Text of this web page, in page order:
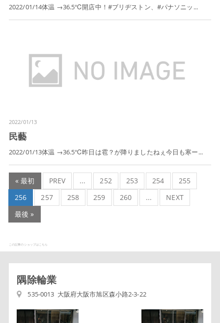
2022/01/14体温 →36.5℃開店中！#ブリヂストン、#パナソニッ...
2022/01/13
民藝
2022/01/13体温 →36.5℃昨日は雹？が降りましたねぇ今日も寒ー...
« 最初 PREV ... 252 253 254
255
256
257 258 259 260 ...
NEXT
最後 »
この記事のショップはこちら
隅除輪業
535-0013 大阪府大阪市旭区森小路2-3-22